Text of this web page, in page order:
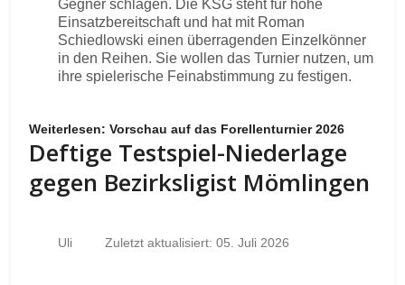
Gegner schlagen. Die KSG steht für hohe
Einsatzbereitschaft und hat mit Roman
Schiedlowski einen überragenden Einzelkönner
in den Reihen. Sie wollen das Turnier nutzen, um
ihre spielerische Feinabstimmung zu festigen.
Weiterlesen: Vorschau auf das Forellenturnier 2026
Deftige Testspiel-Niederlage
gegen Bezirksligist Mömlingen
Uli Zuletzt aktualisiert: 05. Juli 2026